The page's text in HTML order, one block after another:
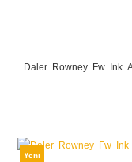
Daler Rowney Fw Ink
Yeni